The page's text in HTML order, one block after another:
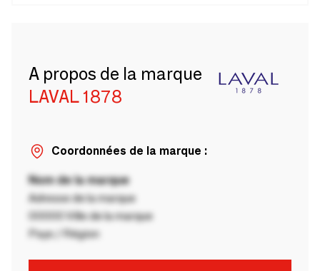
A propos de la marque
LAVAL 1878
Coordonnées de la marque :
Nom de la marque
Adresse de la marque
00000 Ville de la marque
Pays / Région